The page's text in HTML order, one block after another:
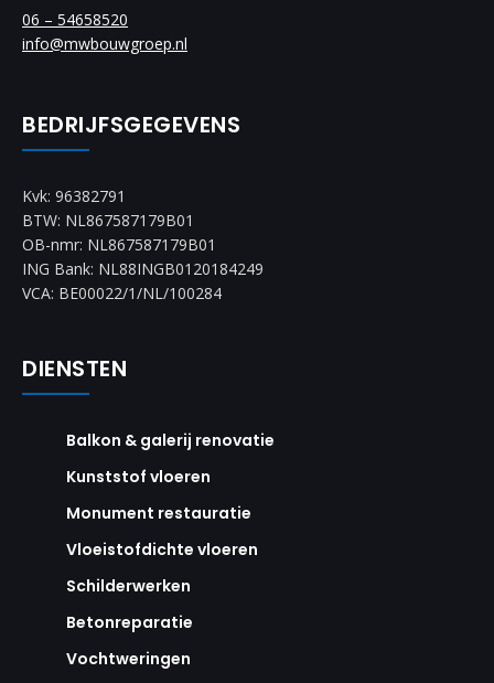
06 – 54658520
info@mwbouwgroep.nl
BEDRIJFSGEGEVENS
Kvk: 96382791
BTW: NL867587179B01
OB-nmr: NL867587179B01
ING Bank: NL88INGB0120184249
VCA: BE00022/1/NL/100284
DIENSTEN
Balkon & galerij renovatie
Kunststof vloeren
Monument restauratie
Vloeistofdichte vloeren
Schilderwerken
Betonreparatie
Vochtweringen